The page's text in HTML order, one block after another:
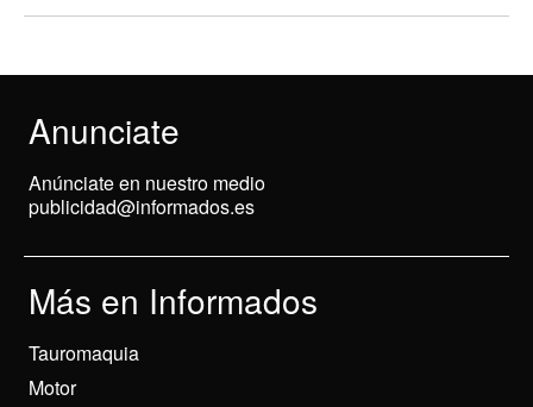
Anunciate
Anúnciate en nuestro medio
publicidad@informados.es
Más en Informados
Tauromaquia
Motor